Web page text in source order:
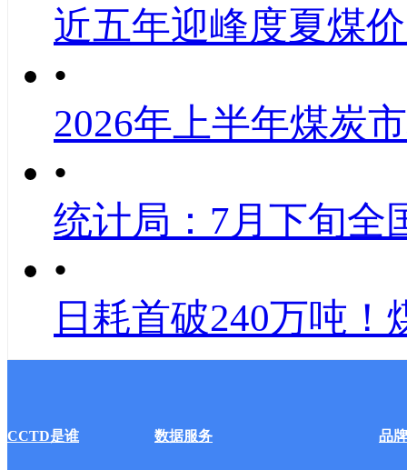
近五年迎峰度夏煤
•
2026年上半年煤炭
•
统计局：7月下旬全
•
日耗首破240万吨！
CCTD是谁 数据服务 品